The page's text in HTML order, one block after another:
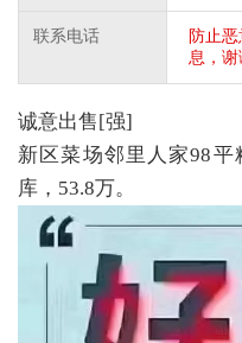
联系电话
防止
息，谢
诚意出售[强]
新区菜场邻里人家98
库，53.8万。